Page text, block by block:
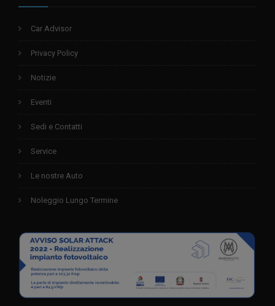
Car Advisor
Privacy Policy
Notizie
Eventi
Sedi e Contatti
Service
Le nostre Auto
Noleggio Lungo Termine